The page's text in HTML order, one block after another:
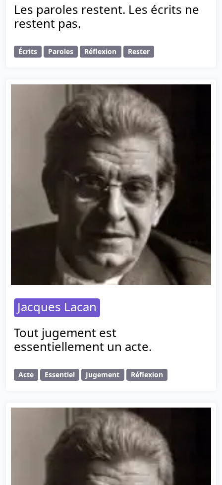
Les paroles restent. Les écrits ne
restent pas.
Écrits Paroles Réflexion Rester
Jacques Lacan
Tout jugement est
essentiellement un acte.
Acte Essentiel Jugement Réflexion